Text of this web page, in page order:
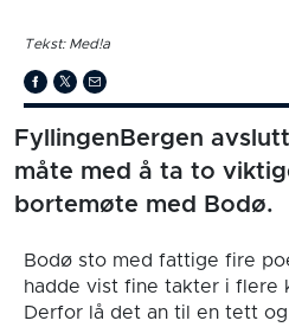
Tekst: Med!a
FyllingenBergen
måte med å ta to
bortemøte med Bodø.
Bodø sto med fattige fire
hadde vist fine takter i flere
Derfor lå det an til en tett